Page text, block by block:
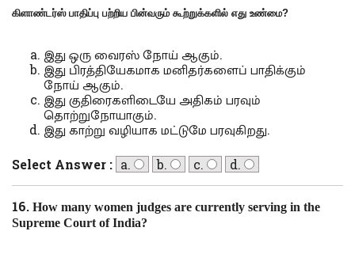
கிளாண்டர்ஸ் பாதிப்பு பற்றிய பின்வரும் கூற்றுக்களில் எது உண்மை?
இது ஒரு வைரஸ் நோய் ஆகும்.
இது பிரத்தியேகமாக மனிதர்களைப் பாதிக்கும்
நோய் ஆகும்.
இது குதிரைகளிடையே அதிகம் பரவும்
தொற்றுநோயாகும்.
இது காற்று வழியாக மட்டுமே பரவுகிறது.
Select Answer : a. b. c. d.
16.How many women judges are currently serving in the
Supreme Court of India?